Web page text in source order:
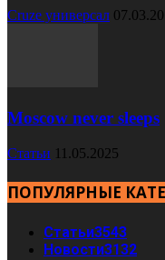
Cruze универсал
Moscow never sleeps
Статьи 11.05.2025
ПОПУЛЯРНЫЕ
Статьи3543
Новости3132